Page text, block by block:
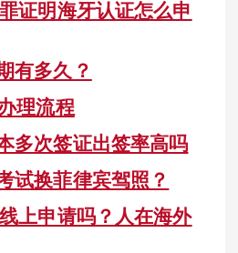
证明海牙认证怎么申
有多久？
理流程
多次签证出签率高吗
试换菲律宾驾照？
上申请吗？人在海外